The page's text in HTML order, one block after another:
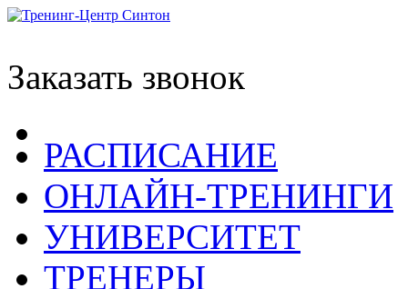
Заказать звонок
РАСПИСАНИЕ
ОНЛАЙН-ТРЕНИНГИ
УНИВЕРСИТЕТ
ТРЕНЕРЫ